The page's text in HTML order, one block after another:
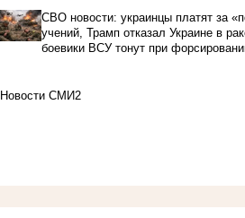
СВО новости: украинцы платят за
учений, Трамп отказал Украине в
боевики ВСУ тонут при
Новости СМИ2